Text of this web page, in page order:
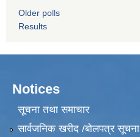
Older polls
Results
Notices
सूचना तथा समाचार
सार्वजनिक खरीद /बोलपत्र सूचना